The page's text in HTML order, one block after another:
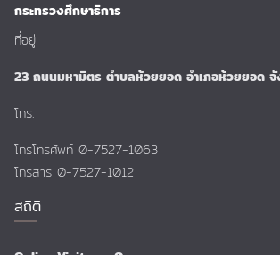
กระทรวงศึกษาธิการ
ที่อยู่
23 ถนนมหามิตร ตำบลห้วยยอด อำเภอห้วยยอด
โทร.
โทรโทรศัพท์ 0-7527-1063
โทรสาร 0-7527-1012
สถิติ